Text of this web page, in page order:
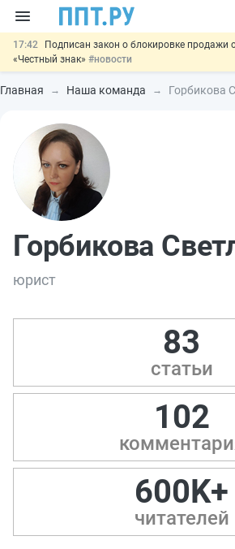
17:42
Подписан закон о блокировке продажи
«Честный знак» #новости
17:17 Дистанционную работу беременных
15:25
Изменят правила контроля за
счетами#новости
Важно
Разработают единые
отношений#новости
Главная Наша команда Горбикова
Горбикова
юрист
83
статьи
102
600K+
читателей